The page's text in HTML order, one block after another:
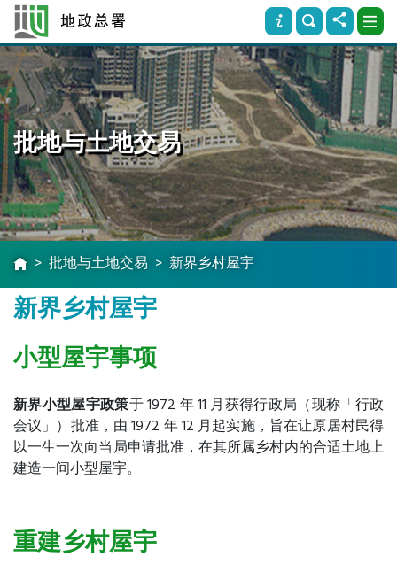
批地与土地交易
批地与土地交易 新界乡村屋宇
新界乡村屋宇
小型屋宇事项
新界小型屋宇政策于 1972 年 11 月获得行政局（现称「行政
会议」）批准，由 1972 年 12 月起实施，旨在让原居村民得
以一生一次向当局申请批准，在其所属乡村内的合适土地上
建造一间小型屋宇。
重建乡村屋宇